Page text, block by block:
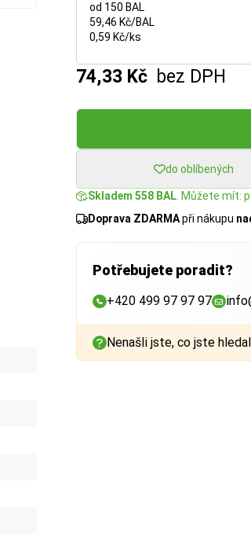
od 150 BAL
59,46 Kč/BAL
0,59 Kč/ks
74,33 Kč bez DPH
do oblíbených
Skladem 558 BAL . Můžete mít:
Doprava ZDARMApři nákupu
Potřebujete poradit?
+420 499 97 97 97
Nenašli jste, co jste